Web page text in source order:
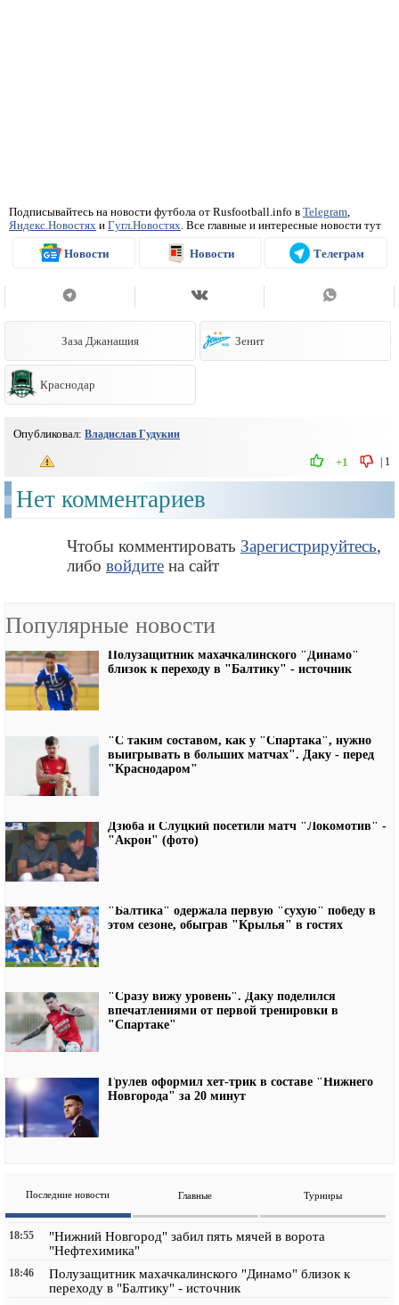
Подписывайтесь на новости футбола от Rusfootball.info в Telegram,
Яндекс.Новостях и Гугл.Новостях. Все главные и интересные новости тут
Новости Новости Телеграм
Заза Джанашия Зенит
Краснодар
Опубликовал: Владислав Гудукин
1
+1
Нет комментариев
Чтобы комментировать Зарегистрируйтесь,
либо войдите на сайт
Популярные новости
Полузащитник махачкалинского "Динамо"
близок к переходу в "Балтику" - источник
"С таким составом, как у "Спартака", нужно
выигрывать в больших матчах". Даку - перед
"Краснодаром"
Дзюба и Слуцкий посетили матч "Локомотив" -
"Акрон" (фото)
"Балтика" одержала первую "сухую" победу в
этом сезоне, обыграв "Крылья" в гостях
"Сразу вижу уровень". Даку поделился
впечатлениями от первой тренировки в
"Спартаке"
Грулев оформил хет-трик в составе "Нижнего
Новгорода" за 20 минут
Последние новости Главные Турниры
18:55
"Нижний Новгород" забил пять мячей в ворота
"Нефтехимика"
18:46
Полузащитник махачкалинского "Динамо" близок к
переходу в "Балтику" - источник